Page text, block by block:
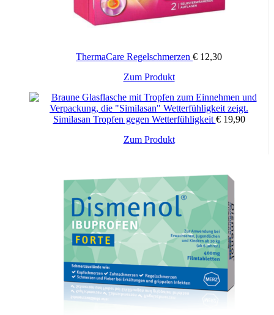
Zugelassenes Arzneimittel: Zu Risiken und Nebenwirkungen lesen
Die angegebene empfohlene Tagesdosis nicht überschreiten. Für
Kinder unerreichbar aufbewahren.
ThermaCare Regelschmerzen € 12,30
Zum Produkt
Similasan Tropfen gegen Wetterfühligkeit €19,90
Zum Produkt